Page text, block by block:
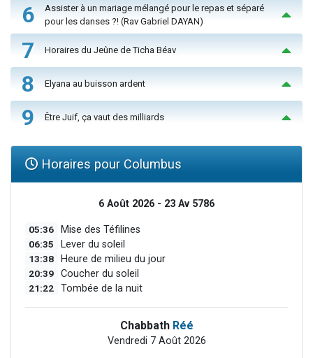
6
Assister à un mariage mélangé pour le repas et séparé
pour les danses ?! (Rav Gabriel DAYAN)
7 Horaires du Jeûne de Ticha Béav
8 Elyana au buisson ardent
9 Être Juif, ça vaut des milliards
Horaires pour Columbus
6 Août 2026 - 23 Av 5786
05:36 Mise des Téfilines
06:35 Lever du soleil
13:38 Heure de milieu du jour
20:39 Coucher du soleil
21:22 Tombée de la nuit
Chabbath Réé
Vendredi 7 Août 2026